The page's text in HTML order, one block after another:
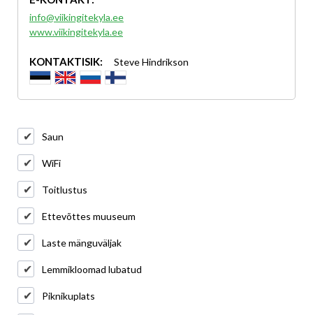
info@viikingitekyla.ee
www.viikingitekyla.ee
KONTAKTISIK: Steve Hindrikson
Saun
WiFi
Toitlustus
Ettevõttes muuseum
Laste mänguväljak
Lemmikloomad lubatud
Piknikuplats